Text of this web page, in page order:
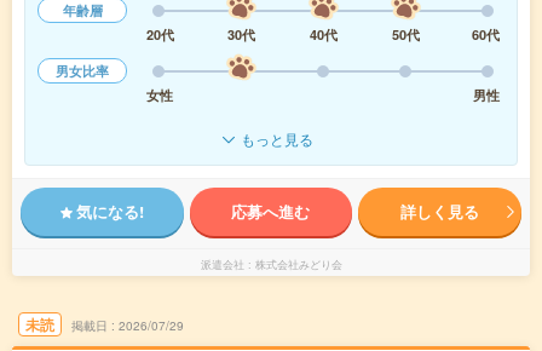
年齢層
20代
30代 40代 50代
60代
男女比率
女性
男性
もっと見る
気になる! 応募へ進む 詳しく見る
派遣会社 株式会社みどり会
未読 掲載日 2026/07/29